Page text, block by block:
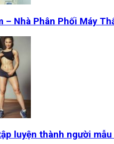
– Nhà Phân Phối Máy
luyện thành người